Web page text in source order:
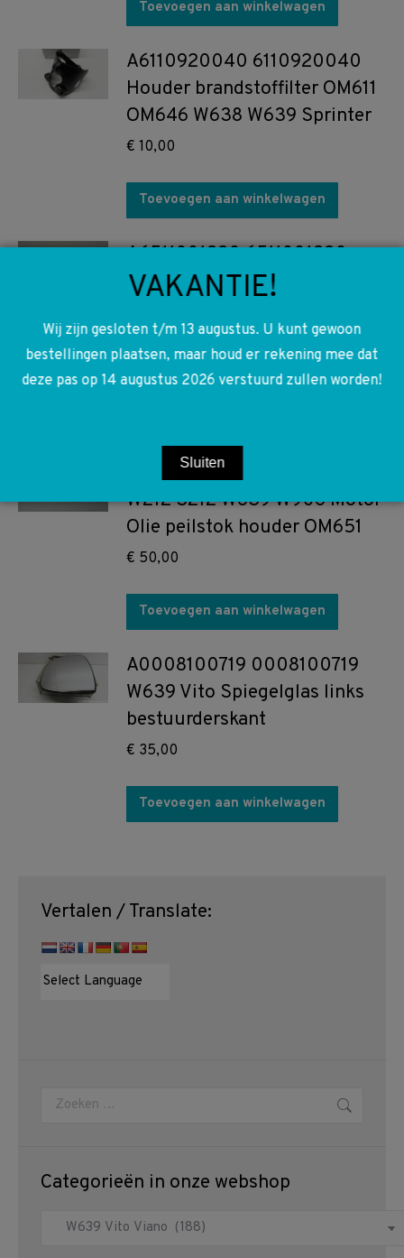
Toevoegen aan winkelwagen
A6110920040 6110920040
Houder brandstoffilter OM611
OM646 W638 W639 Sprinter
€ 10,00
Toevoegen aan winkelwagen
A6511801220 6511801220
Smeerolie leiding OM651
Sprinter
45,00
A6510101366 6510101366
W212 S212 W639 W906 Motor
Olie peilstok houder OM651
€ 50,00
Toevoegen aan winkelwagen
A0008100719 0008100719
W639 Vito Spiegelglas links
bestuurderskant
€ 35,00
Toevoegen aan winkelwagen
Vertalen / Translate:
Zoeken:
Categorieën in onze webshop
VAKANTIE!
Wij zijn gesloten t/m 13 augustus. U kunt gewoon
bestellingen plaatsen, maar houd er rekening mee dat
deze pas op 14 augustus 2026 verstuurd zullen worden!
Sluiten